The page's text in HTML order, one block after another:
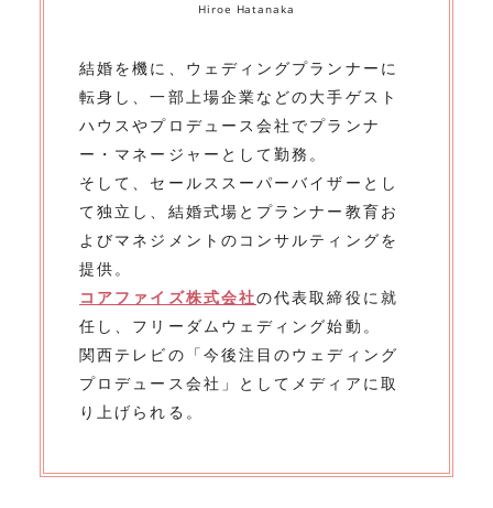
Hiroe Hatanaka
結婚を機に、ウェディングプランナーに
転身し、一部上場企業などの大手ゲスト
ハウスやプロデュース会社でプランナ
ー・マネージャーとして勤務。
そして、セールススーパーバイザーとし
て独立し、結婚式場とプランナー教育お
よびマネジメントのコンサルティングを
提供。
コアファイズ株式会社の代表取締役に就
任し、フリーダムウェディング始動。
関西テレビの「今後注目のウェディング
プロデュース会社」としてメディアに取
り上げられる。